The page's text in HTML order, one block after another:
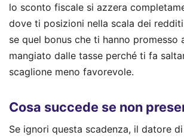
lo sconto fiscale si azzera
dove ti posizioni nella scala dei
se quel bonus che ti hanno promesso
mangiato dalle tasse perché ti fa
scaglione meno favorevole.
Cosa succede se non
Se ignori questa scadenza, il datore